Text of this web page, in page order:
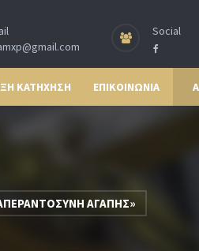
Social
ΚΑΤΗΧΗΣΗ ΕΠΙΚΟΙΝΩΝΙΑ
ΑΓΑΠΗΣ»